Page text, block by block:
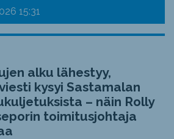
15:31
alku lähestyy,
kysyi Sastamalan
– näin Rolly
toimitusjohtaja